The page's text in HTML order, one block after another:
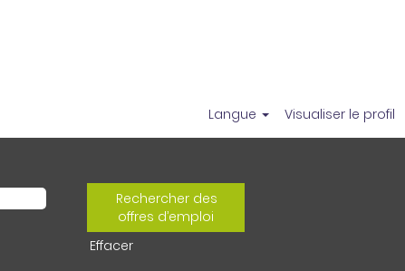
Langue Visualiser le profil
Effacer